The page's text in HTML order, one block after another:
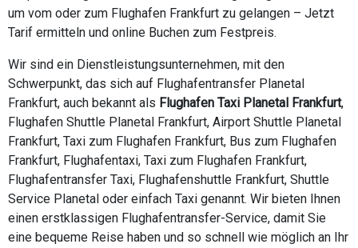
um vom oder zum Flughafen Frankfurt zu gelangen – Jetzt
Tarif ermitteln und online Buchen zum Festpreis.
Wir sind ein Dienstleistungsunternehmen, mit den
Schwerpunkt, das sich auf Flughafentransfer Planetal
Frankfurt, auch bekannt als Flughafen Taxi Planetal Frankfurt,
Flughafen Shuttle Planetal Frankfurt, Airport Shuttle Planetal
Frankfurt, Taxi zum Flughafen Frankfurt, Bus zum Flughafen
Frankfurt, Flughafentaxi, Taxi zum Flughafen Frankfurt,
Flughafentransfer Taxi, Flughafenshuttle Frankfurt, Shuttle
Service Planetal oder einfach Taxi genannt. Wir bieten Ihnen
einen erstklassigen Flughafentransfer-Service, damit Sie
eine bequeme Reise haben und so schnell wie möglich an Ihr